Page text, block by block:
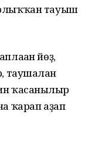
тауыш
йөҙ,
таушалған
ҡасанғылыр
ҡарап аҙап